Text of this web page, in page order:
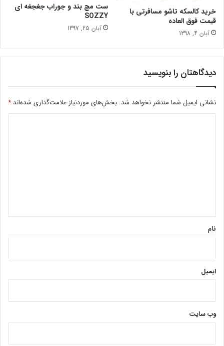
خرید کالسکه تاشو مسافرتی با
قیمت فوق العاده
آبان 4, 1398
ست مچ بند و جوراب جغجغه ای
SOZZY
آبان 25, 1397
دیدگاهتان را بنویسید
نشانی ایمیل شما منتشر نخواهد شد. بخش‌های موردنیاز علامت‌گذاری شده‌اند *
نام
ایمیل
وب‌ سایت